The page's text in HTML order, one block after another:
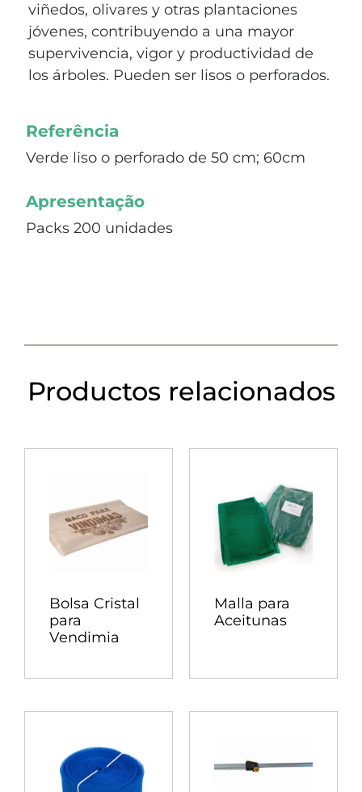
viñedos, olivares y otras plantaciones
jóvenes, contribuyendo a una mayor
supervivencia, vigor y productividad de
los árboles. Pueden ser lisos o perforados.
Referência
Verde liso o perforado de 50 cm; 60cm
Apresentação
Packs 200 unidades
Productos relacionados
Bolsa Cristal
para
Vendimia
Malla para
Aceitunas